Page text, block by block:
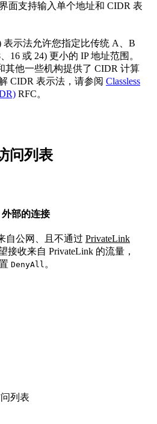
面支持输入单个地址和 CIDR 表
表示法允许您指定比传统 A、B
16 或 24) 更小的 IP 地址范围。
其他一些机构提供了 CIDR 计算
CIDR 表示法，请参阅 Classless
RFC。
问列表
部的连接
自公网、且不通过 PrivateLink
接收来自 PrivateLink 的流量，
DenyAll 。
列表